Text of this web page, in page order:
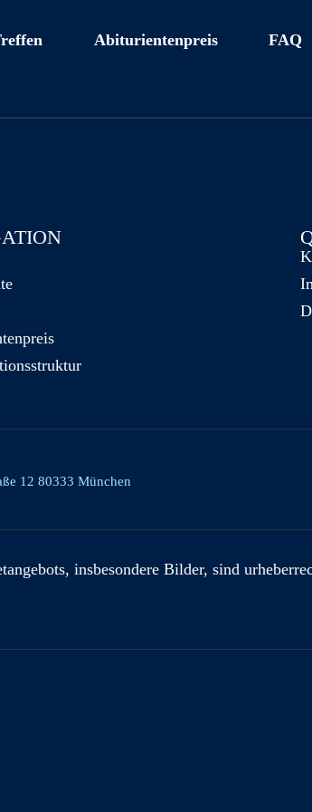
Abiturientenpreis FAQ
12 80333 München
insbesondere Bilder, sind